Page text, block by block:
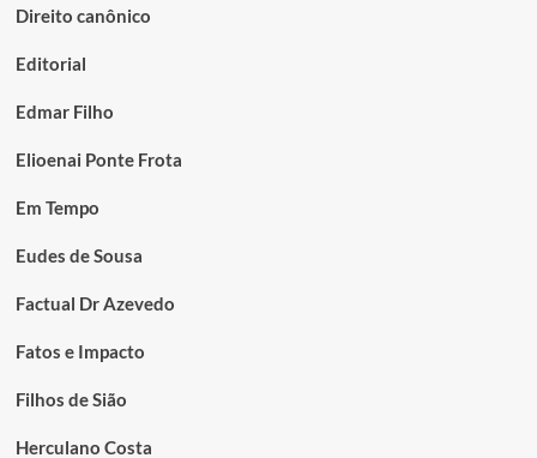
Direito canônico
Editorial
Edmar Filho
Elioenai Ponte Frota
Em Tempo
Eudes de Sousa
Factual Dr Azevedo
Fatos e Impacto
Filhos de Sião
Herculano Costa